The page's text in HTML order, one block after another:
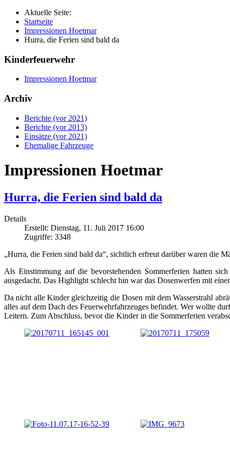
Aktuelle Seite:
Startseite
Impressionen Hoetmar
Hurra, die Ferien sind bald da
Kinderfeuerwehr
Impressionen Hoetmar
Archiv
Berichte (vor 2021)
Berichte (vor 2013)
Einsätze (vor 2021)
Ehemalige Fahrzeuge
Impressionen Hoetmar
Hurra, die Ferien sind bald da
Details
Erstellt: Dienstag, 11. Juli 2017 16:00
Zugriffe: 3348
„Hurra, die Ferien sind bald da“, sichtlich erfreut darüber waren die
Als Einstimmung auf die bevorstehenden Sommerferien hatten
ausgedacht. Das Highlight schlecht hin war das Dosenwerfen mit
Da nicht alle Kinder gleichzeitig die Dosen mit dem Wasserstrahl
alles auf dem Dach des Feuerwehrfahrzeuges befindet. Wer wollte
Leitern. Zum Abschluss, bevor die Kinder in die Sommerferien